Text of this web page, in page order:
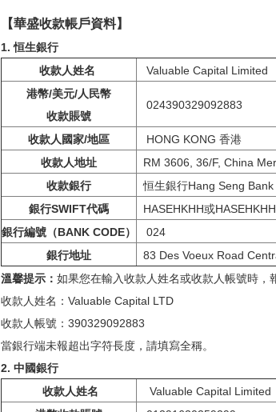
【華盛收款帳戶資料】
1. 恒生銀行
收款人姓名
Valuable Capital Limited
港幣/美元/人民幣
收款賬號
024390329092883
收款人國家/地區
HONG KONG 香港
收款人地址
RM 3606, 36/F, China
收款銀行
恒生銀行Hang Seng Bank
銀行SWIFT代碼
HASEHKHH或
銀行編號（BANK CODE）
024
銀行地址
83 Des Voeux Road
溫馨提示： 如果您在輸入收款人姓名或收款人帳號時，
收款人姓名：Valuable Capital LTD
收款人帳號：390329092883
當銀行端未報超出字符長度，請填寫全稱。
2. 中國銀行
收款人姓名
Valuable Capital Limited